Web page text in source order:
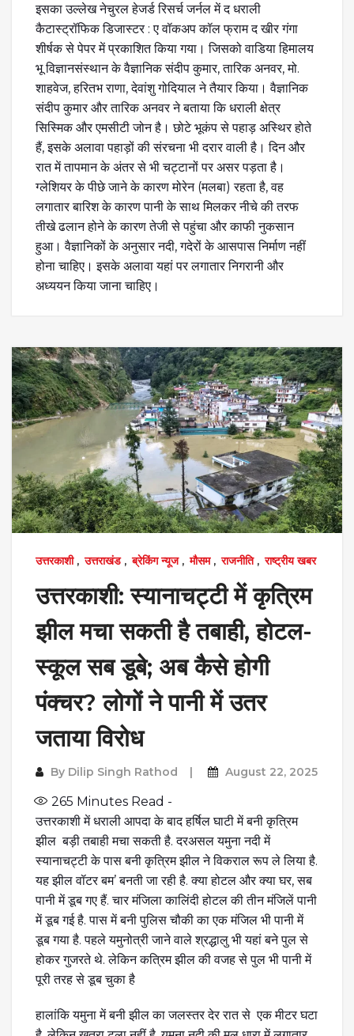
इसका उल्लेख नेचुरल हेजर्ड रिसर्च जर्नल में द धराली
कैटास्ट्रॉफिक डिजास्टर : ए वॉकअप कॉल फ्राम द खीर गंगा
शीर्षक से पेपर में प्रकाशित किया गया। जिसको वाडिया हिमालय
भू विज्ञानसंस्थान के वैज्ञानिक संदीप कुमार, तारिक अनवर, मो.
शाहवेज, हरितभ राणा, देवांशु गोदियाल ने तैयार किया। वैज्ञानिक
संदीप कुमार और तारिक अनवर ने बताया कि धराली क्षेत्र
सिस्मिक और एमसीटी जोन है। छोटे भूकंप से पहाड़ अस्थिर होते
हैं, इसके अलावा पहाड़ों की संरचना भी दरार वाली है। दिन और
रात में तापमान के अंतर से भी चट्टानों पर असर पड़ता है।
ग्लेशियर के पीछे जाने के कारण मोरेन (मलबा) रहता है, वह
लगातार बारिश के कारण पानी के साथ मिलकर नीचे की तरफ
तीखे ढलान होने के कारण तेजी से पहुंचा और काफी नुकसान
हुआ। वैज्ञानिकों के अनुसार नदी, गदेरों के आसपास निर्माण नहीं
होना चाहिए। इसके अलावा यहां पर लगातार निगरानी और
अध्ययन किया जाना चाहिए।
उत्तरकाशी, उत्तराखंड, ब्रेकिंग न्यूज, मौसम, राजनीति, राष्ट्रीय खबर
उत्तरकाशी: स्यानाचट्टी में कृत्रिम
झील मचा सकती है तबाही, होटल-
स्कूल सब डूबे; अब कैसे होगी
पंक्चर? लोगों ने पानी में उतर
जताया विरोध
By Dilip Singh Rathod August 22, 2025
265 Minutes Read -
उत्तरकाशी में धराली आपदा के बाद हर्षिल घाटी में बनी कृत्रिम
झील बड़ी तबाही मचा सकती है. दरअसल यमुना नदी में
स्यानाचट्टी के पास बनी कृत्रिम झील ने विकराल रूप ले लिया है.
यह झील वॉटर बम’ बनती जा रही है. क्या होटल और क्या घर, सब
पानी में डूब गए हैं. चार मंजिला कालिंदी होटल की तीन मंजिलें पानी
में डूब गई है. पास में बनी पुलिस चौकी का एक मंजिल भी पानी में
डूब गया है. पहले यमुनोत्री जाने वाले श्रद्धालु भी यहां बने पुल से
होकर गुजरते थे. लेकिन कत्रिम झील की वजह से पुल भी पानी में
पूरी तरह से डूब चुका है
हालांकि यमुना में बनी झील का जलस्तर देर रात से एक मीटर घटा